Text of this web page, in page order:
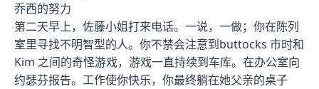
乔西的努力
第二天早上，佐藤小姐打来电话。一说，一做；你在陈列
室里寻找不明智型的人。你不禁会注意到buttocks 市时和
Kim 之间的奇怪游戏，游戏一直持续到车库。在办公室向
约瑟芬报告。工作使你快乐，你最终躺在她父亲的桌子